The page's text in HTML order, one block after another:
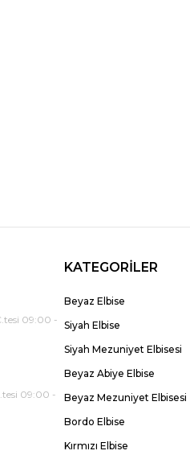
09:00 -
09:00 -
KATEGORİLER
Beyaz Elbise
Siyah Elbise
Siyah Mezuniyet Elbisesi
Beyaz Abiye Elbise
Beyaz Mezuniyet Elbisesi
Bordo Elbise
Kırmızı Elbise